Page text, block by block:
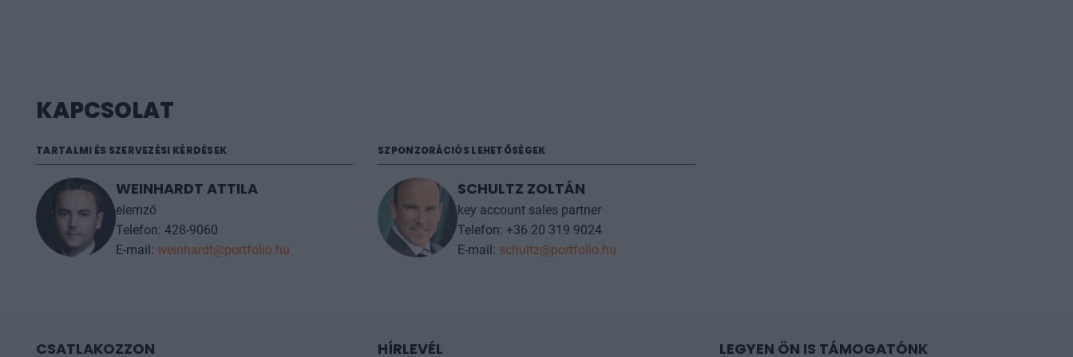
KAPCSOLAT
TARTALMI ÉS SZERVEZÉSI KÉRDÉSEK
WEINHARDT ATTILA
elemző
Telefon: 428-9060
E-mail: weinhardt@portfolio.hu
SZPONZORÁCIÓS LEHETŐSÉGEK
SCHULTZ ZOLTÁN
key account sales partner
Telefon: +36 20 319 9024
E-mail: schultz@portfolio.hu
CSATLAKOZZON HÍRLEVÉL LEGYEN ÖN IS TÁMOGATÓNK